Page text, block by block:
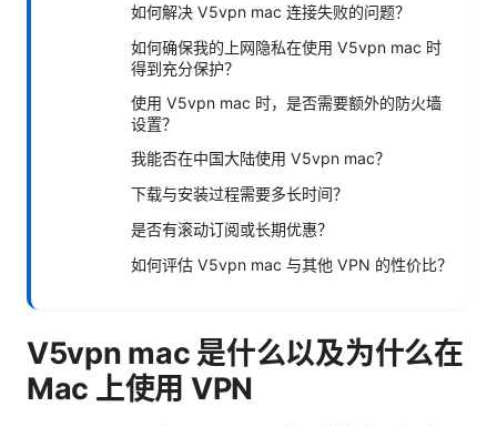
如何解决 V5vpn mac 连接失败的问题？
如何确保我的上网隐私在使用 V5vpn mac 时
得到充分保护？
使用 V5vpn mac 时，是否需要额外的防火墙
设置？
我能否在中国大陆使用 V5vpn mac？
下载与安装过程需要多长时间？
是否有滚动订阅或长期优惠？
如何评估 V5vpn mac 与其他 VPN 的性价比？
V5vpn mac 是什么以及为什么在
Mac 上使用 VPN